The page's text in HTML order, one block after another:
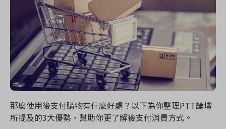
那麼使用後支付購物有什麼好處？以下為你整理PTT論壇
所提及的3大優勢，幫助你更了解後支付消費方式。